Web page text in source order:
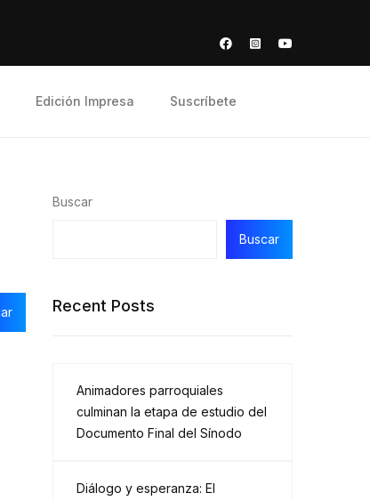
Edición Impresa Suscríbete
Buscar
Buscar
Recent Posts
Animadores parroquiales
culminan la etapa de estudio del
Documento Final del Sínodo
Diálogo y esperanza: El